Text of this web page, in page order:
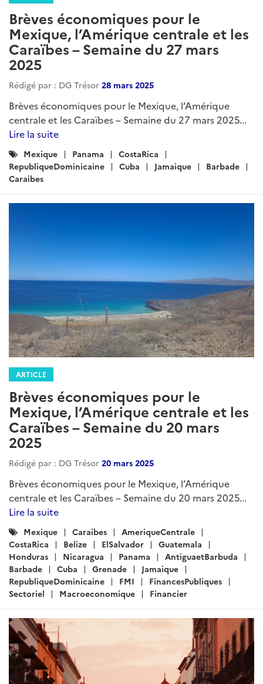
Brèves économiques pour le Mexique, l’Amérique
centrale et les Caraïbes – Semaine du 12 février 2026...
Lire la suite
Catégories
:
Mexique
CostaRica
Jamaique
Antigua-et-Barbuda Barbade
ARTICLE
Brèves économiques pour le
Mexique, l’Amérique centrale et les
Caraïbes – Semaine du 5 février
2026
Rédigé par : DG Trésor
Brèves économiques pour le Mexique, l’Amérique
centrale et les Caraïbes – Semaine du 5 février 2026...
Lire la suite
Catégories
:
Mexique
costa-rica
Nicaragua
Panama Bahamas
Saint-Vincent-et-les-Grenadines
ARTICLE